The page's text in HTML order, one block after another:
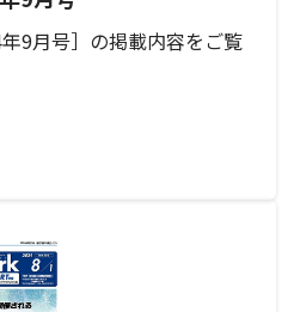
9月号］の掲載内容をご覧